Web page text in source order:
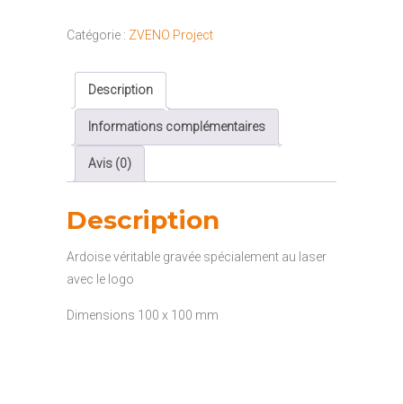
Dessous
verre
ardoise
DV_3
Catégorie : ZVENO Project
Description
Informations complémentaires
Avis (0)
Description
Ardoise véritable gravée spécialement au laser
avec le logo
Dimensions 100 x 100 mm